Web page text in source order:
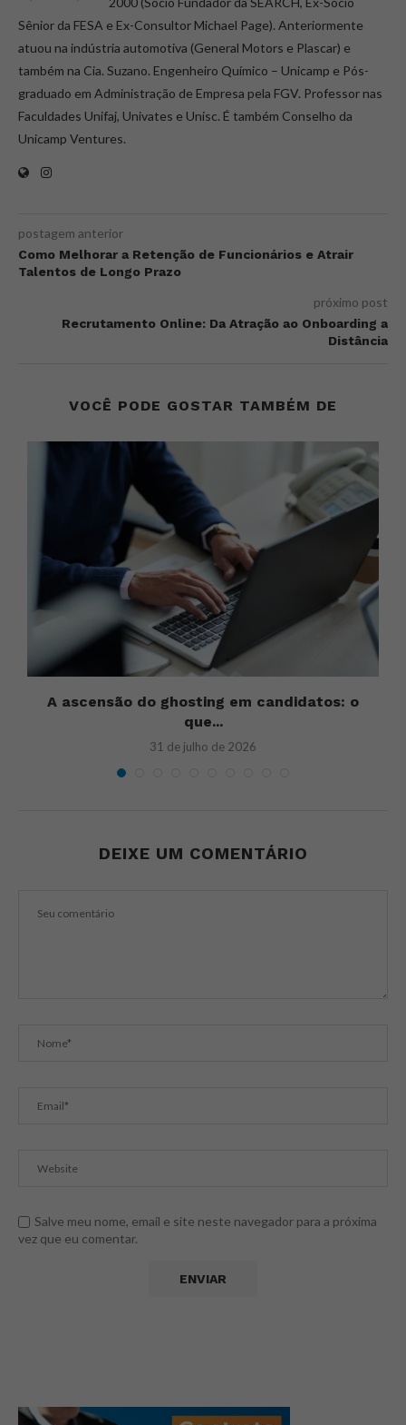
Sênior da FESA e Ex-Consultor Michael Page). Anteriormente
atuou na indústria automotiva (General Motors e Plascar) e
também na Cia. Suzano. Engenheiro Químico – Unicamp e Pós-
graduado em Administração de Empresa pela FGV. Professor nas
Faculdades Unifaj, Univates e Unisc. É também Conselho da
Unicamp Ventures.
postagem anterior
Como Melhorar a Retenção de Funcionários e Atrair
Talentos de Longo Prazo
próximo post
Recrutamento Online: Da Atração ao Onboarding a
Distância
VOCÊ PODE GOSTAR TAMBÉM DE
A ascensão do ghosting em candidatos: o
que...
31 de julho de 2026
DEIXE UM COMENTÁRIO
Salve meu nome, email e site neste navegador para a próxima
vez que eu comentar.